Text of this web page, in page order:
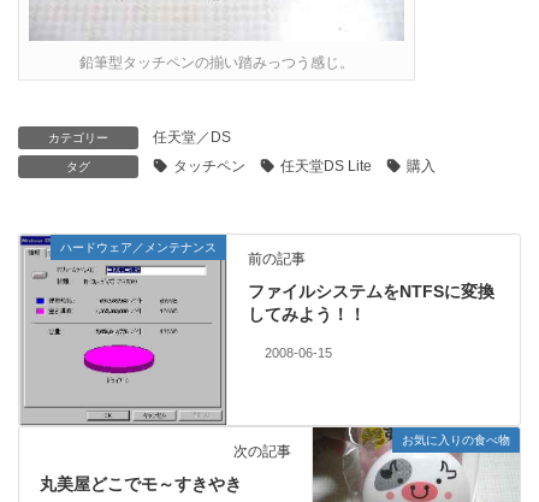
鉛筆型タッチペンの揃い踏みっつう感じ。
カテゴリー 任天堂／DS
タグ タッチペン 任天堂DS Lite 購入
ハードウェア／メンテナンス
前の記事
ファイルシステムをNTFSに変換
してみよう！！
2008-06-15
お気に入りの食べ物
次の記事
丸美屋どこでモ～すきやき